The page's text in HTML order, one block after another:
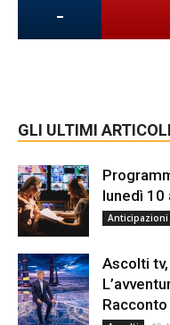
-
GLI ULTIMI ARTICOLI
lunedì 10
Anticipazioni
Ascolti
Racconto